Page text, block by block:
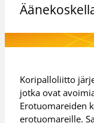
Koripalloliitto
jotka ovat
Erotuomareiden
erotuomareille.